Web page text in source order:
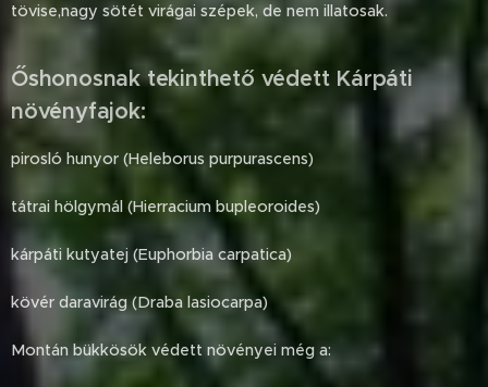
tövise,nagy sötét virágai szépek, de nem illatosak.
Őshonosnak tekinthető védett Kárpáti
növényfajok:
pirosló hunyor (Heleborus purpurascens)
tátrai hölgymál (Hierracium bupleoroides)
kárpáti kutyatej (Euphorbia carpatica)
kövér daravirág (Draba lasiocarpa)
Montán bükkösök védett növényei még a: